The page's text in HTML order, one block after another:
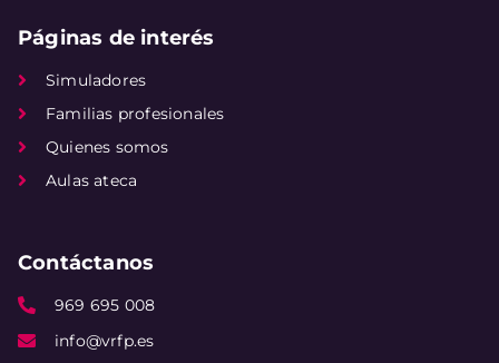
Páginas de interés
Simuladores
Familias profesionales
Quienes somos
Aulas ateca
Contáctanos
969 695 008
info@vrfp.es